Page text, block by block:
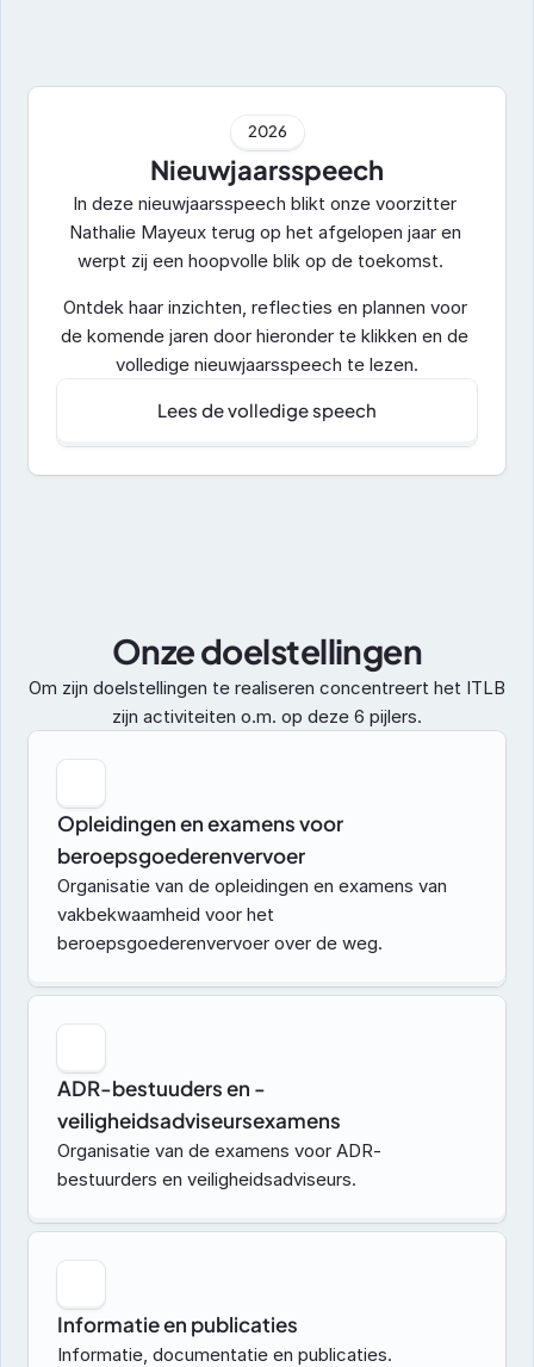
2026
Nieuwjaarsspeech
In deze nieuwjaarsspeech blikt onze voorzitter
Nathalie Mayeux terug op het afgelopen jaar en
werpt zij een hoopvolle blik op de toekomst.
Ontdek haar inzichten, reflecties en plannen voor
de komende jaren door hieronder te klikken en de
volledige nieuwjaarsspeech te lezen.
Lees de volledige speech
Onze doelstellingen
Om zijn doelstellingen te realiseren concentreert het ITLB
zijn activiteiten o.m. op deze 6 pijlers.
Opleidingen en examens voor
beroepsgoederenvervoer
Organisatie van de opleidingen en examens van
vakbekwaamheid voor het
beroepsgoederenvervoer over de weg.
ADR-bestuuders en -
veiligheidsadviseursexamens
Organisatie van de examens voor ADR-
bestuurders en veiligheidsadviseurs.
Informatie en publicaties
Informatie, documentatie en publicaties.